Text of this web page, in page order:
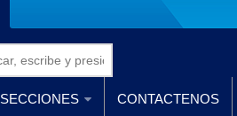
SECCIONES CONTACTENOS